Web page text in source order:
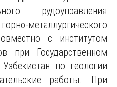
рудоуправления
металлургического
с институтом
при Государственном
по геологии
работы. При